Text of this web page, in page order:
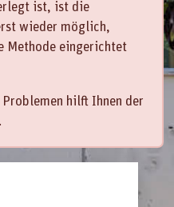
ist, ist die
wieder möglich,
Methode eingerichtet
Problemen hilft Ihnen der